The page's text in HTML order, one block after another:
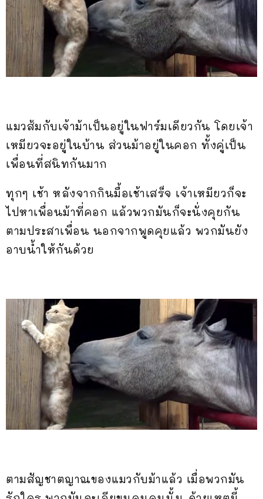
แมวส้มกับเจ้าม้าเป็นอยู่ในฟาร์มเดียวกัน โดยเจ้า
เหมียวจะอยู่ในบ้าน ส่วนม้าอยู่ในคอก ทั้งคู่เป็น
เพื่อนที่สนิทกันมาก
ทุกๆ เช้า หลังจากกินมื้อเช้าเสร็จ เจ้าเหมียวก็จะ
ไปหาเพื่อนม้าที่คอก แล้วพวกมันก็จะนั่งคุยกัน
ตามประสาเพื่อน นอกจากพูดคุยแล้ว พวกมันยัง
อาบน้ำให้กันด้วย
ตามสัญชาตญาณของแมวกับม้าแล้ว เมื่อพวกมัน